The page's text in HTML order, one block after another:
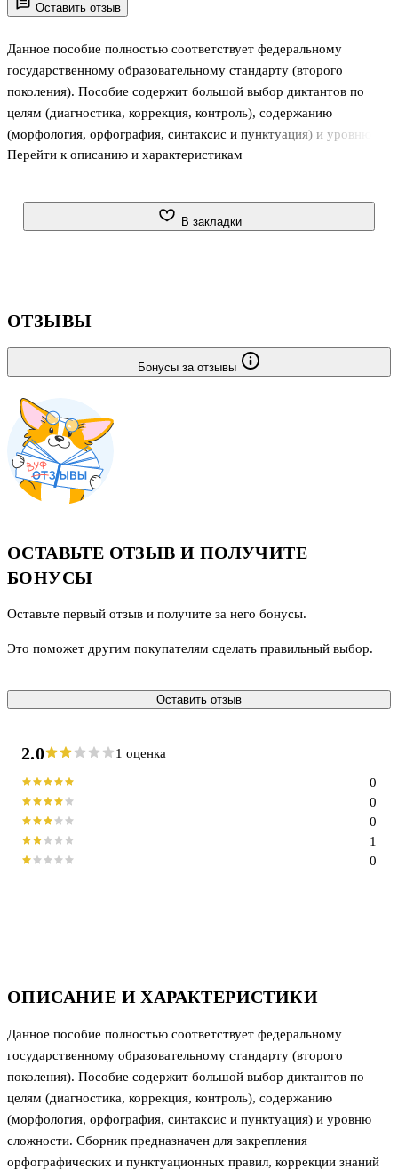
Оставить отзыв
Данное пособие полностью соответствует федеральному
государственному образовательному стандарту (второго
поколения). Пособие содержит большой выбор диктантов по
целям (диагностика, коррекция, контроль), содержанию
(морфология, орфография, синтаксис и пунктуация) и уровню
сложности. Сборник предназначен для закрепления
контроля. Издание рассчитано на учителей-словесников,
Перейти к описанию и характеристикам
В закладки
ОПИСАНИЕ И ХАРАКТЕРИСТИКИ
Данное пособие полностью соответствует федеральному
государственному образовательному стандарту (второго
поколения). Пособие содержит большой выбор диктантов по
целям (диагностика, коррекция, контроль), содержанию
(морфология, орфография, синтаксис и пунктуация) и уровню
сложности. Сборник предназначен для закрепления
орфографических и пунктуационных правил, коррекции знаний
ОТЗЫВЫ
Бонусы за отзывы
ОСТАВЬТЕ ОТЗЫВ И ПОЛУЧИТЕ
БОНУСЫ
Оставьте первый отзыв и получите за него бонусы.
Это поможет другим покупателям сделать правильный выбор.
Оставить отзыв
2.0 1 оценка
0
1
0
0
0